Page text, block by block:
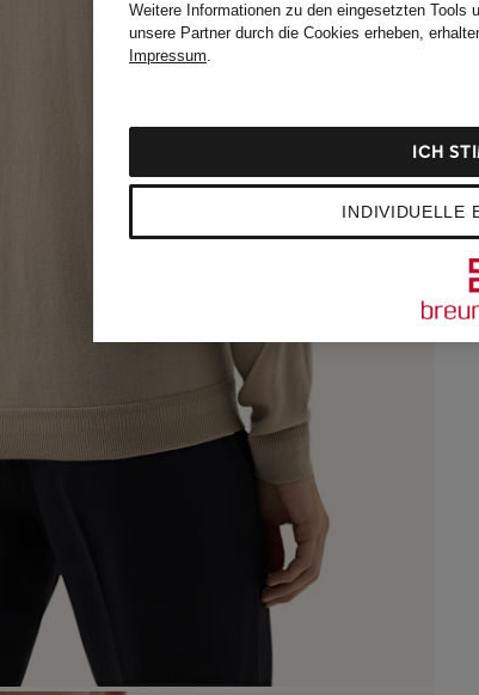
Weitere Informationen zu den eingesetzten Tools
unsere Partner durch die Cookies erheben,
Impressum.
INDIVIDUELLE
ICH